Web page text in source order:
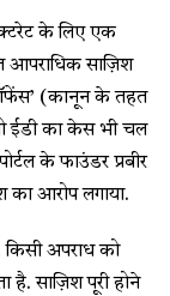
के लिए एक
आपराधिक साज़िश
(कानून के तहत
ईडी का केस भी चल
के फाउंडर प्रबीर
का आरोप लगाया.
किसी अपराध को
साज़िश पूरी होने